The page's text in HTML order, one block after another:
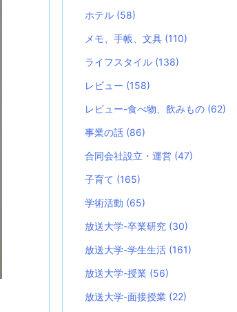
ホテル (58)
メモ、手帳、文具 (110)
ライフスタイル (138)
レビュー (158)
レビュー-食べ物、飲みもの (62)
事業の話 (86)
合同会社設立・運営 (47)
子育て (165)
学術活動 (65)
放送大学-卒業研究 (30)
放送大学-学生生活 (161)
放送大学-授業 (56)
放送大学-面接授業 (22)